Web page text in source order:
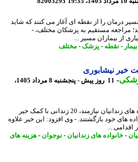
را از نقطه ای آغاز می کنند که شاید
مستقیم به پزشکان مختلف، -
بیماران مسیر ...
-نقطه-پزشک -مختلف
-
11 روز پیش - پنجشنبه 8 مرداد 1405،
با هدف کمک و حمایت از خانواده های زندانیان نیازمند، 20 زندانی با کمک خیر
خود بازگشتند. - وی افزود: این خیر علاوه
...
خانواده های زندانیان -نوجوان- هزینه های